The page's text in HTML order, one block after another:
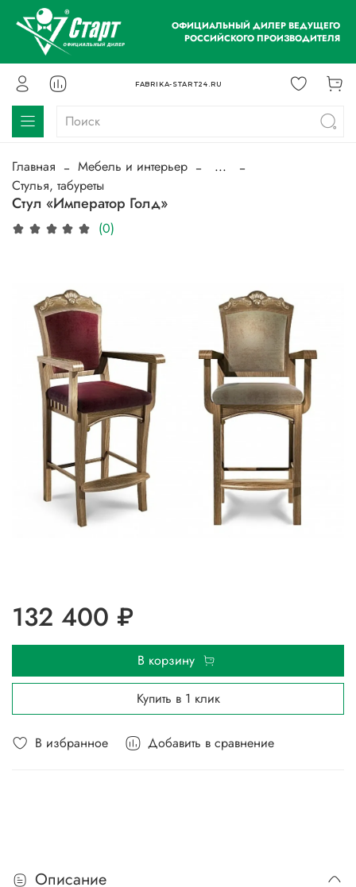
ОФИЦИАЛЬНЫЙ ДИЛЕР ВЕДУЩЕГО
РОССИЙСКОГО ПРОИЗВОДИТЕЛЯ
FABRIKA-START24.RU
Главная Мебель и интерьер
...
Стулья, табуреты
Стул «Император Голд»
(0)
В избранное Добавить в сравнение
132 400 ₽
В корзину
Купить в 1 клик
Описание